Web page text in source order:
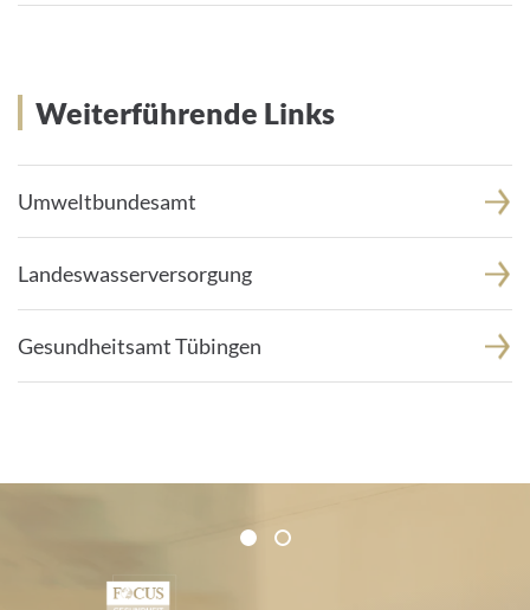
Weiterführende Links
Umweltbundesamt
Landeswasserversorgung
Gesundheitsamt Tübingen
Zertifikate und Verbände
1 2